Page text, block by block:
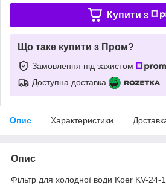
Купити з
Що таке купити з Пром?
Замовлення під захистом
Доступна доставка
Опис Характеристики
Опис
Фільтр для холодної води Koer KV-24-